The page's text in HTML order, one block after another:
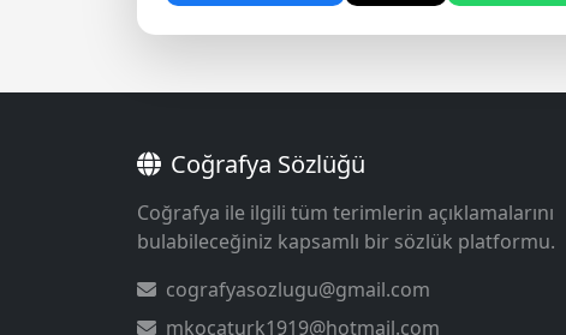
Coğrafya Sözlüğü
Coğrafya ile ilgili tüm terimlerin açıklamalarını
bulabileceğiniz kapsamlı bir sözlük platformu.
cografyasozlugu@gmail.com
mkocaturk1919@hotmail.com